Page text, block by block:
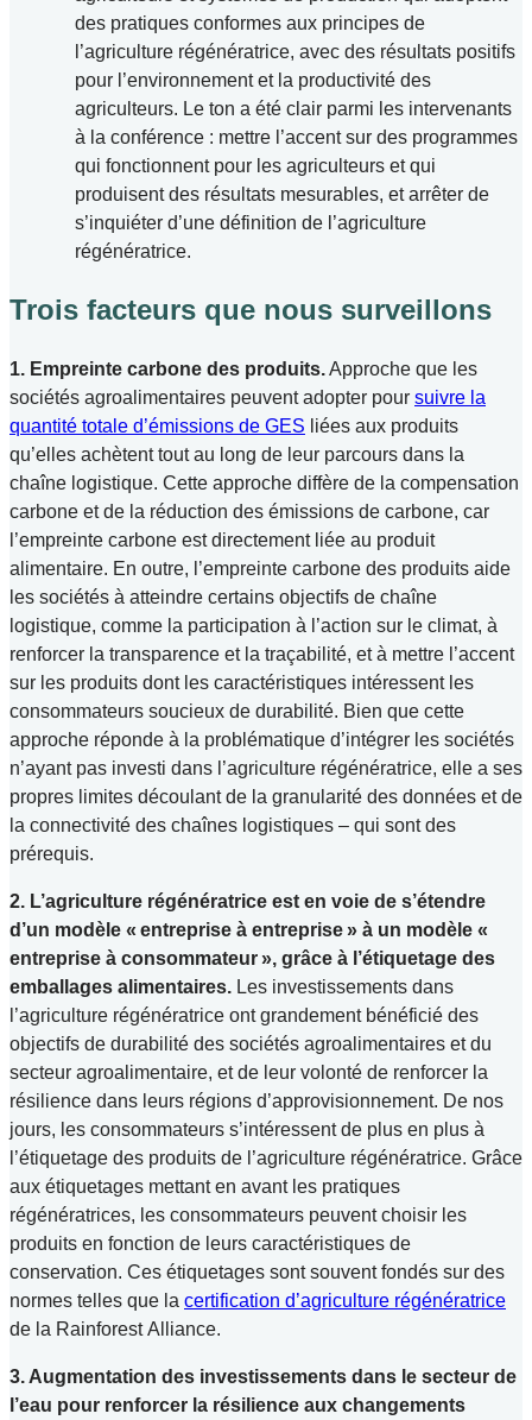
des pratiques conformes aux principes de
l’agriculture régénératrice, avec des résultats positifs
pour l’environnement et la productivité des
agriculteurs. Le ton a été clair parmi les intervenants
à la conférence : mettre l’accent sur des programmes
qui fonctionnent pour les agriculteurs et qui
produisent des résultats mesurables, et arrêter de
s’inquiéter d’une définition de l’agriculture
régénératrice.
Trois facteurs que nous surveillons
1. Empreinte carbone des produits.Approche que les
sociétés agroalimentaires peuvent adopter pour suivre la
quantité totale d’émissions de GES liées aux produits
qu’elles achètent tout au long de leur parcours dans la
chaîne logistique. Cette approche diffère de la compensation
carbone et de la réduction des émissions de carbone, car
l’empreinte carbone est directement liée au produit
alimentaire. En outre, l’empreinte carbone des produits aide
les sociétés à atteindre certains objectifs de chaîne
logistique, comme la participation à l’action sur le climat, à
renforcer la transparence et la traçabilité, et à mettre l’accent
sur les produits dont les caractéristiques intéressent les
consommateurs soucieux de durabilité. Bien que cette
approche réponde à la problématique d’intégrer les sociétés
n’ayant pas investi dans l’agriculture régénératrice, elle a ses
propres limites découlant de la granularité des données et de
la connectivité des chaînes logistiques – qui sont des
prérequis.
2. L’agriculture régénératrice est en voie de s’étendre
d’un modèle « entreprise à entreprise » à un modèle «
entreprise à consommateur », grâce à l’étiquetage des
emballages alimentaires. Les investissements dans
l’agriculture régénératrice ont grandement bénéficié des
objectifs de durabilité des sociétés agroalimentaires et du
secteur agroalimentaire, et de leur volonté de renforcer la
résilience dans leurs régions d’approvisionnement. De nos
jours, les consommateurs s’intéressent de plus en plus à
l’étiquetage des produits de l’agriculture régénératrice. Grâce
aux étiquetages mettant en avant les pratiques
régénératrices, les consommateurs peuvent choisir les
produits en fonction de leurs caractéristiques de
conservation. Ces étiquetages sont souvent fondés sur des
normes telles que la certification d’agriculture régénératrice
de la Rainforest Alliance.
3. Augmentation des investissements dans le secteur de
l’eau pour renforcer la résilience aux changements